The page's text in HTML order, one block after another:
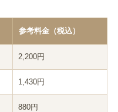
参考料金（税込）
2,200円
1,430円
880円